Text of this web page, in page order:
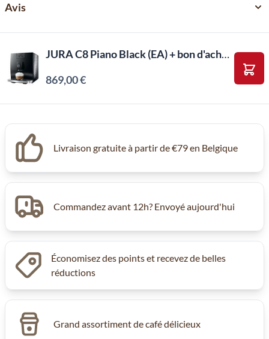
Avis
JURA C8 Piano Black (EA) + bon d'achat 25€
869,00 €
Livraison gratuite à partir de €79 en Belgique
Commandez avant 12h? Envoyé aujourd'hui
Économisez des points et recevez de belles
réductions
Grand assortiment de café délicieux